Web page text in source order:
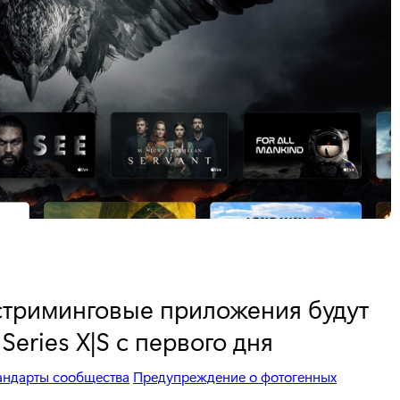
приложения будут
X|S с первого дня
сообщества Предупреждение о фотогенных